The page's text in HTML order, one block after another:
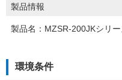
製品情報
製品名：MZSR-200JKシリ
環境条件